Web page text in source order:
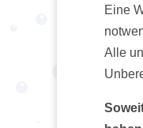
Eine
Alle